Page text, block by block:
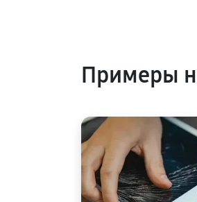
Примеры